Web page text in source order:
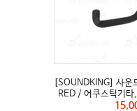
[SOUNDKING] 사운
RED / 어쿠스틱기